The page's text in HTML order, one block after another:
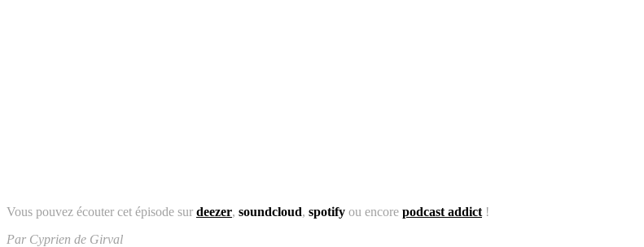
Vous pouvez écouter cet épisode sur deezer, soundcloud, spotify ou encore podcast addict !
Par Cyprien de Girval